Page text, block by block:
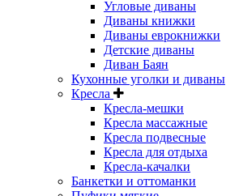
Угловые диваны
Диваны книжки
Диваны еврокнижки
Детские диваны
Диван Баян
Кухонные уголки и диваны
Кресла
Кресла-мешки
Кресла массажные
Кресла подвесные
Кресла для отдыха
Кресла-качалки
Банкетки и оттоманки